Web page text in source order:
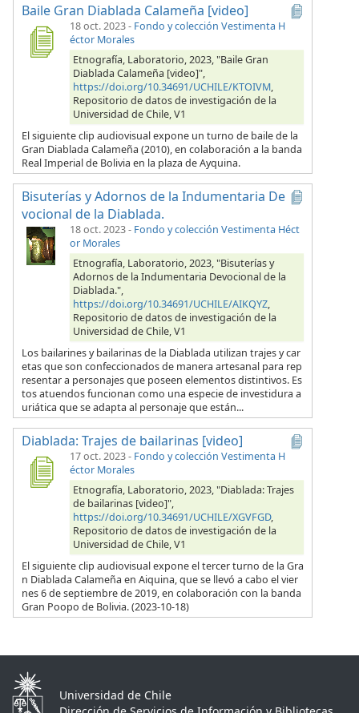
Baile Gran Diablada Calameña [video]
18 oct. 2023- Fondo y colección Vestimenta H
éctor Morales
Etnografía, Laboratorio, 2023, "Baile Gran
Diablada Calameña [video]",
https://doi.org/10.34691/UCHILE/KTOIVM,
Repositorio de datos de investigación de la
Universidad de Chile, V1
El siguiente clip audiovisual expone un turno de baile de la
Gran Diablada Calameña (2010), en colaboración a la banda
Real Imperial de Bolivia en la plaza de Ayquina.
Bisuterías y Adornos de la Indumentaria De
vocional de la Diablada.
18 oct. 2023- Fondo y colección Vestimenta Héct
or Morales
Etnografía, Laboratorio, 2023, "Bisuterías y
Adornos de la Indumentaria Devocional de la
Diablada.",
https://doi.org/10.34691/UCHILE/AIKQYZ,
Repositorio de datos de investigación de la
Universidad de Chile, V1
Los bailarines y bailarinas de la Diablada utilizan trajes y car
etas que son confeccionados de manera artesanal para rep
resentar a personajes que poseen elementos distintivos. Es
tos atuendos funcionan como una especie de investidura a
uriática que se adapta al personaje que están...
Diablada: Trajes de bailarinas [video]
17 oct. 2023- Fondo y colección Vestimenta H
éctor Morales
Etnografía, Laboratorio, 2023, "Diablada: Trajes
de bailarinas [video]",
https://doi.org/10.34691/UCHILE/XGVFGD,
Repositorio de datos de investigación de la
Universidad de Chile, V1
El siguiente clip audiovisual expone el tercer turno de la Gra
n Diablada Calameña en Aiquina, que se llevó a cabo el vier
nes 6 de septiembre de 2019, en colaboración con la banda
Gran Poopo de Bolivia. (2023-10-18)
Universidad de Chile